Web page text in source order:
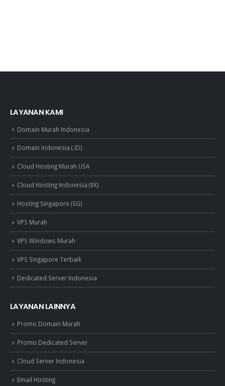
LAYANAN KAMI
Domain Murah Indonesia
Domain Indonesia (.ID)
Cloud Hosting Murah USA
Cloud Hosting Indonesia (IIX)
Hosting Singapore (SG)
VPS Murah
VPS Windows Murah
VPS Singapore Terbaik
Dedicated Server Indonesia
LAYANAN LAINNYA
Promo Domain Murah
Promo Dedicated Server
Cloud Server Indonesia
Email Hosting